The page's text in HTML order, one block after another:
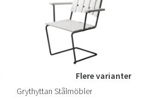
Flere varianter
Grythyttan Stålmöbler